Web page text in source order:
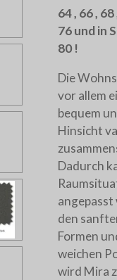
64 , 66 , 68
76 und in
80 !
Die
vor allem
bequem
Hinsicht
Dadurch
den
Formen
weichen
wird Mira